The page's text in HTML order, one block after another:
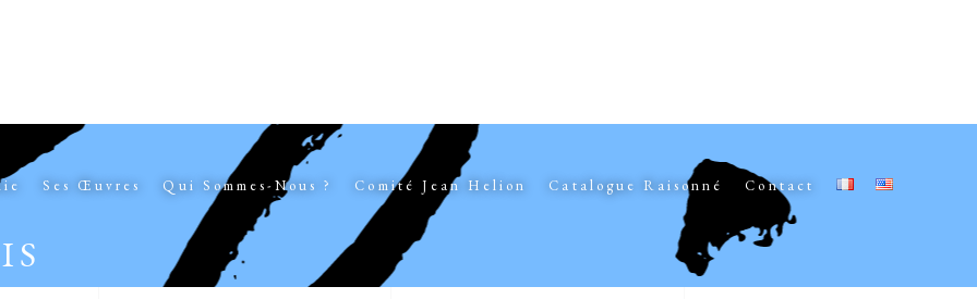
Ses Œuvres Qui Sommes-Nous ? Comité Jean Helion Catalogue Raisonné Contact